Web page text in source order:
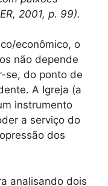
2001, p. 99).
econômico, o
não depende
se, do ponto de
A Igreja (a
instrumento
a serviço do
dos
analisando dois